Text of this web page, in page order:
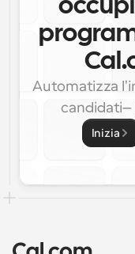
Automatizza
Inizia